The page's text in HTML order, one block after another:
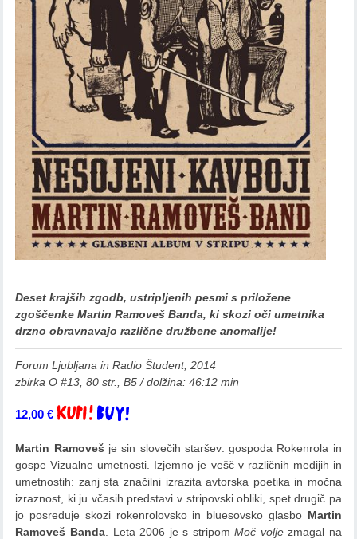
Deset krajših zgodb, ustripljenih pesmi s priložene
zgoščenke Martin Ramoveš Banda, ki skozi oči umetnika
drzno obravnavajo različne družbene anomalije!
Forum Ljubljana in Radio Študent, 2014
zbirka O #13,80 str., B5 / dolžina: 46:12 min
12,00€ Dodaj v košarico
Martin Ramoveš je sin slovečih staršev: gospoda Rokenrola in
gospe Vizualne umetnosti. Izjemno je vešč v različnih medijih in
umetnostih: zanj sta značilni izrazita avtorska poetika in močna
izraznost, ki ju včasih predstavi v stripovski obliki, spet drugič pa
jo posreduje skozi rokenrolovsko in bluesovsko glasbo Martin
Ramoveš Banda . Leta 2006 je s stripomMoč voljezmagal na